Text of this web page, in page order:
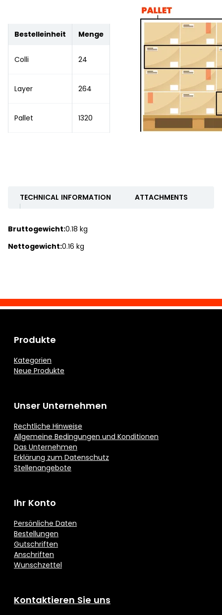
Bestelleinheit Menge
Colli 24
Layer 264
Pallet 1320
TECHNICAL INFORMATION ATTACHMENTS
Bruttogewicht:0.18 kg
Nettogewicht:0.16 kg
Produkte
Kategorien
Neue Produkte
Unser Unternehmen
Rechtliche Hinweise
Allgemeine Bedingungen und Konditionen
Das Unternehmen
Erklärung zum Datenschutz
Stellenangebote
Ihr Konto
Persönliche Daten
Bestellungen
Gutschriften
Anschriften
Wunschzettel
Kontaktieren Sie uns